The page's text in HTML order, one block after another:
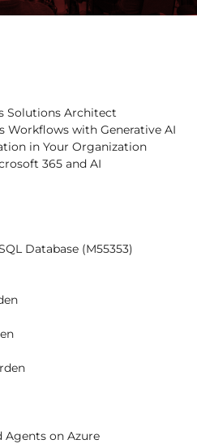
Solutions Architect
Workflows with Generative AI
in Your Organization
365 and AI
Database (M55353)
Agents on Azure